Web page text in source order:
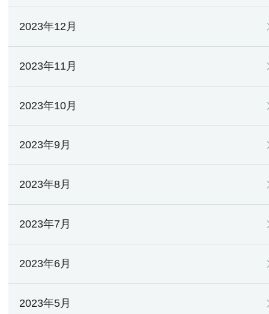
2023年12月
2023年11月
2023年10月
2023年9月
2023年8月
2023年7月
2023年6月
2023年5月